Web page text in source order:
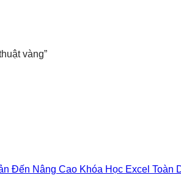
vàng”
Khóa Học Excel